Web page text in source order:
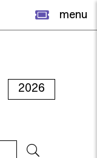
menu
2026